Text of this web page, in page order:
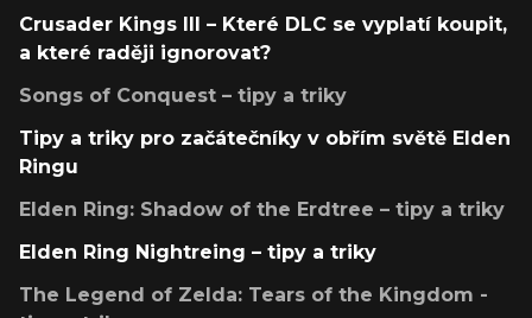
Crusader Kings III – Které DLC se vyplatí koupit,
a které raději ignorovat?
Songs of Conquest – tipy a triky
Tipy a triky pro začátečníky v obřím světě Elden
Ringu
Elden Ring: Shadow of the Erdtree – tipy a triky
Elden Ring Nightreing – tipy a triky
The Legend of Zelda: Tears of the Kingdom -